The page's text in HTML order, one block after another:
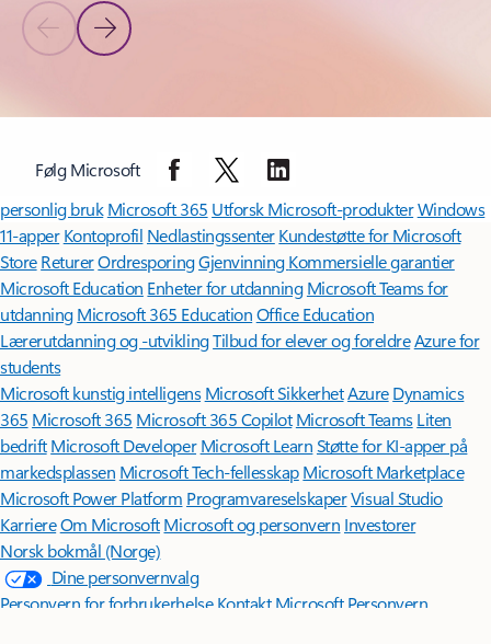
Previous Slide
Next Slide
Back to carousel navigation controls
Følg Microsoft
Surface ProSurface Laptop Copilot for organisasjoner
personlig bruk Microsoft 365 Utforsk Microsoft-produkterWindows
11-apper Kontoprofil NedlastingssenterKundestøtte for Microsoft
Store ReturerOrdresporingGjenvinningKommersielle garantier
Microsoft Education Enheter for utdanning Microsoft Teams for
utdanning Microsoft 365 EducationOffice Education
Lærerutdanning og -utviklingTilbud for elever og foreldreAzure for
students
Microsoft kunstig intelligens Microsoft SikkerhetAzure Dynamics
365 Microsoft 365 Microsoft 365 Copilot Microsoft Teams Liten
bedrift Microsoft Developer Microsoft LearnStøtte for KI-apper på
markedsplassen Microsoft Tech-fellesskapMicrosoft Marketplace
Microsoft Power Platform ProgramvareselskaperVisual Studio
KarriereOm MicrosoftMicrosoft og personvern Investorer
Norsk bokmål (Norge)
Dine personvernvalg
Personvern for forbrukerhelse Kontakt Microsoft Personvern